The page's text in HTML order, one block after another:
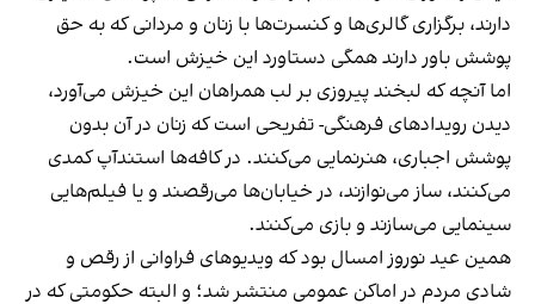
دارند، برگزاری گالری‌ها و کنسرت‌ها با زنان و مردانی که به حق
پوشش باور دارند همگی دستاورد این خیزش است.
اما آنچه که لبخند پیروزی بر لب همراهان این خیزش می‌آورد،
دیدن رویدادهای فرهنگی- تفریحی است که زنان در آن بدون
پوشش اجباری، هنرنمایی می‌کنند. در کافه‌ها استندآپ کمدی
می‌کنند، ساز می‌نوازند، در خیابان‌ها می‌رقصند و یا فیلم‌هایی
سینمایی می‌سازند و بازی می‌کنند.
همین عید نوروز امسال بود که ویدیوهای فراوانی از رقص و
شادی مردم در اماکن عمومی منتشر شد؛ و البته حکومتی که در